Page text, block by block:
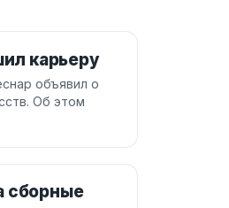
карьеру
объявил о
Об этом
сборные